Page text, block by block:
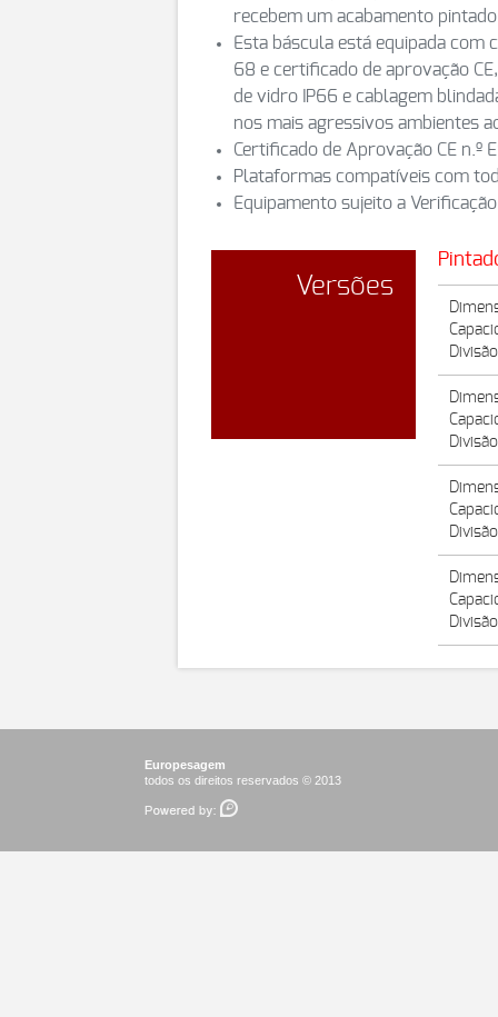
recebem um acabamento
Esta báscula está equipada com
68 e certificado de aprovação
de vidro IP66 e cablagem
nos mais agressivos ambientes
Certificado de Aprovação CE n.º
Plataformas compatíveis com
Equipamento sujeito a Verificação
Versões
Europesagem
todos os direitos reservados © 2013